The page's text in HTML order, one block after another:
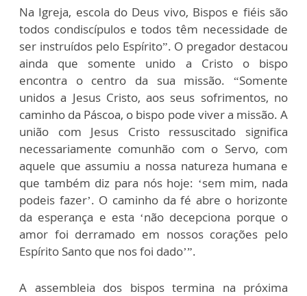
Na Igreja, escola do Deus vivo, Bispos e fiéis são
todos condiscípulos e todos têm necessidade de
ser instruídos pelo Espírito”. O pregador destacou
ainda que somente unido a Cristo o bispo
encontra o centro da sua missão. “Somente
unidos a Jesus Cristo, aos seus sofrimentos, no
caminho da Páscoa, o bispo pode viver a missão. A
união com Jesus Cristo ressuscitado significa
necessariamente comunhão com o Servo, com
aquele que assumiu a nossa natureza humana e
que também diz para nós hoje: ‘sem mim, nada
podeis fazer’. O caminho da fé abre o horizonte
da esperança e esta ‘não decepciona porque o
amor foi derramado em nossos corações pelo
Espírito Santo que nos foi dado’”.
A assembleia dos bispos termina na próxima